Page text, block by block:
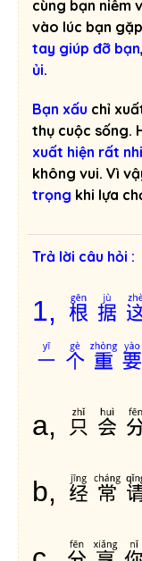
cùng bạn niềm
vào lúc bạn
tay giúp đỡ bạn
ủi.
Bạn xấu chỉ
thụ cuộc sống.
xuất hiện rất
không vui. Vì
trọng khi lựa
Trả lời câu hỏi :
1, 根据
一个重
a, 只会
b, 经常
分享